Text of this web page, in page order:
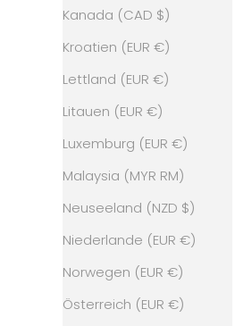
Kanada (CAD $)
Kroatien (EUR €)
Lettland (EUR €)
Litauen (EUR €)
Luxemburg (EUR €)
Malaysia (MYR RM)
Neuseeland (NZD $)
Niederlande (EUR €)
Norwegen (EUR €)
Österreich (EUR €)